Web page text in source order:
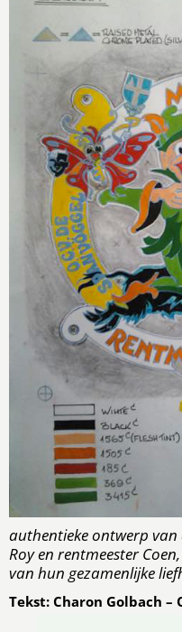
authentieke ontwerp
Roy en rentmeester
van hun gezamenlijke
Tekst: Charon Golbach –